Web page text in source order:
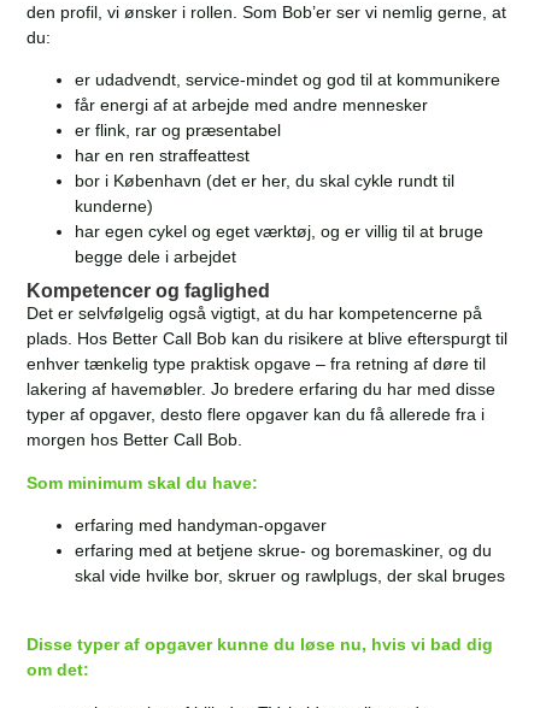
den profil, vi ønsker i rollen. Som Bob’er ser vi nemlig gerne, at
du:
er udadvendt, service-mindet og god til at kommunikere
får energi af at arbejde med andre mennesker
er flink, rar og præsentabel
har en ren straffeattest
bor i København (det er her, du skal cykle rundt til
kunderne)
har egen cykel og eget værktøj, og er villig til at bruge
begge dele i arbejdet
Kompetencer og faglighed
Det er selvfølgelig også vigtigt, at du har kompetencerne på
plads. Hos Better Call Bob kan du risikere at blive efterspurgt til
enhver tænkelig type praktisk opgave – fra retning af døre til
lakering af havemøbler. Jo bredere erfaring du har med disse
typer af opgaver, desto flere opgaver kan du få allerede fra i
morgen hos Better Call Bob.
Som minimum skal du have:
erfaring med handyman-opgaver
erfaring med at betjene skrue- og boremaskiner, og du
skal vide hvilke bor, skruer og rawlplugs, der skal bruges
Disse typer af opgaver kunne du løse nu, hvis vi bad dig
om det: